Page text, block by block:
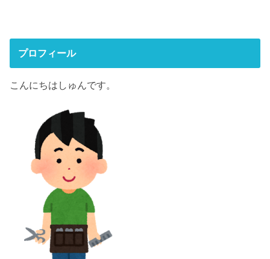
プロフィール
こんにちはしゅんです。